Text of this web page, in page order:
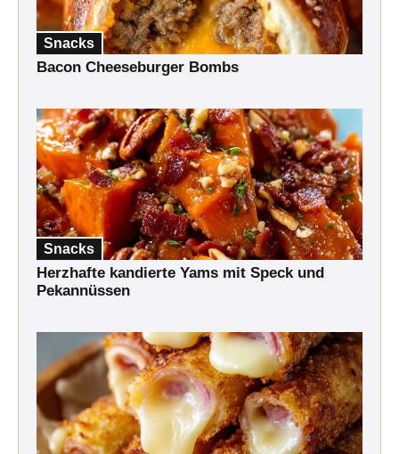
Snacks
Bacon Cheeseburger Bombs
Snacks
Herzhafte kandierte Yams mit Speck und
Pekannüssen